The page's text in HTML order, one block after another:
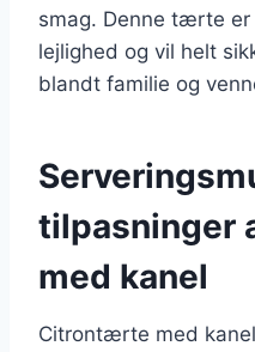
smag. Denne tærte
lejlighed og vil helt
blandt familie og
tilpasninger
med kanel
Citrontærte med